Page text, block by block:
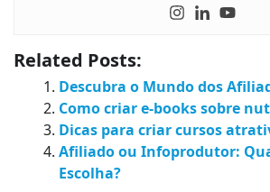
Related Posts:
Descubra o Mundo dos
Como criar e-books sobre
Dicas para criar cursos
Afiliado ou Infoprodutor:
Escolha?